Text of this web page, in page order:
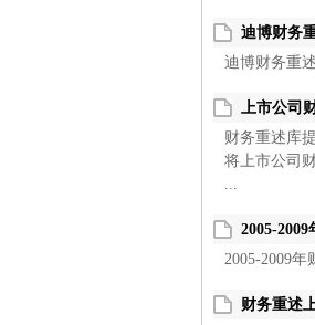
迪博财务
迪博财务重
上市公司
财务重述库
将上市公司
...
2005-
2005-2009
财务重述